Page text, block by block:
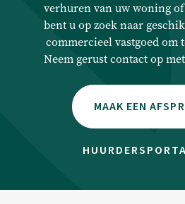
Beheer
Technisch beheer
Financieel beheer
Taxaties
Woningtaxaties
verhuren van uw woning
bent u op zoek naar
commercieel vastgoed om
Neem gerust contact op
MAAK EEN